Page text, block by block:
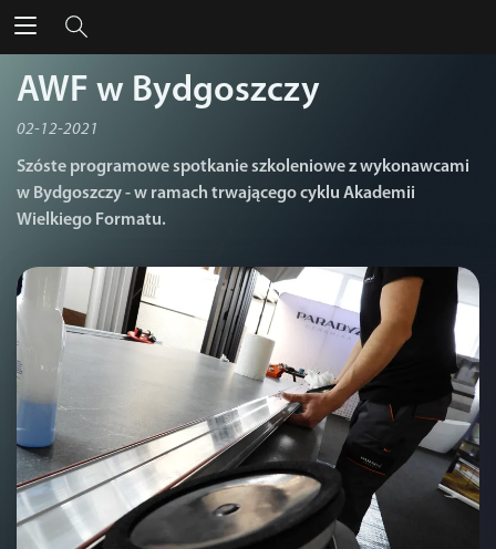
AWF w Bydgoszczy
02-12-2021
Szóste programowe spotkanie szkoleniowe z wykonawcami
w Bydgoszczy - w ramach trwającego cyklu Akademii
Wielkiego Formatu.